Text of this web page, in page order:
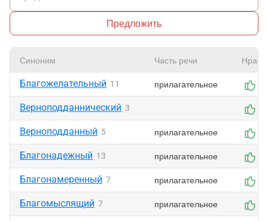
Предложить
Синоним Часть речи
Благожелательный 11 прилагательное
Верноподданнический 3
Верноподданный 5 прилагательное
Благонадежный 13 прилагательное
Благонамеренный 7 прилагательное
Благомыслящий 7 прилагательное